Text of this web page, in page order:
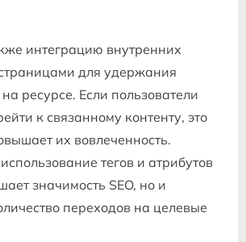
интеграцию внутренних
для удержания
ресурсе. Если пользователи
к связанному контенту, это
их вовлеченность.
тегов и атрибутов
значимость SEO, но и
переходов на целевые